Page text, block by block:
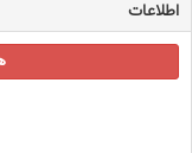
اطلاعات